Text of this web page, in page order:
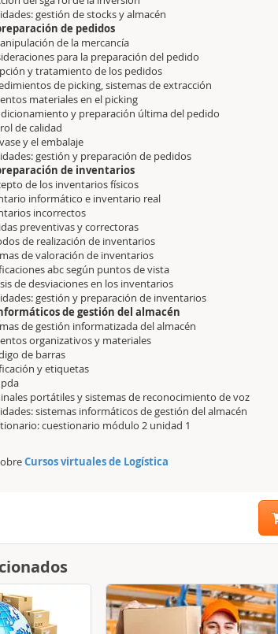
gestión de stocks y almacén
de pedidos
de la mercancía
para la preparación del pedido
y tratamiento de los pedidos
de picking, sistemas de extracción
materiales en el picking
y preparación última del pedido
de calidad
y el embalaje
gestión y preparación de pedidos
de inventarios
de los inventarios físicos
informático e inventario real
incorrectos
preventivas y correctoras
de realización de inventarios
de valoración de inventarios
abc según puntos de vista
de desviaciones en los inventarios
gestión y preparación de inventarios
de gestión del almacén
de gestión informatizada del almacén
organizativos y materiales
de barras
y etiquetas
portátiles y sistemas de reconocimiento de voz
sistemas informáticos de gestión del almacén
cuestionario módulo 2 unidad 1
Cursos virtuales de Logística